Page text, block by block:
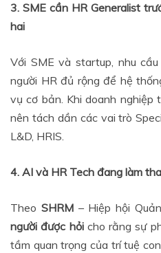
3. SME cần HR Generalist
hai
Với SME và startup, nhu
người HR đủ rộng để hệ
vụ cơ bản. Khi doanh nghiệp
nên tách dần các vai trò
L&D, HRIS.
4. AI và HR Tech đang làm
Theo SHRM– Hiệp hội
người được hỏicho rằng sự
tầm quan trọng của trí tuệ